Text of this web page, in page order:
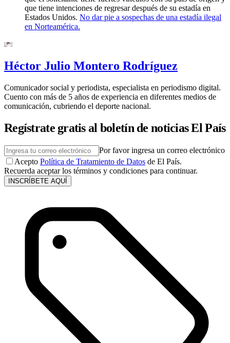
que tiene intenciones de regresar después de su estadía en
Estados Unidos. No dar pie a sospechas de una estadía ilegal
en Norteamérica.
Héctor Julio Montero Rodríguez
Comunicador social y periodista, especialista en periodismo digital.
Cuento con más de 5 años de experiencia en diferentes medios de
comunicación, cubriendo el deporte nacional.
Regístrate gratis al boletín de noticias El País
Por favor ingresa un correo electrónico
Acepto Política de Tratamiento de Datos de El País.
Recuerda aceptar los términos y condiciones para continuar.
INSCRÍBETE AQUÍ